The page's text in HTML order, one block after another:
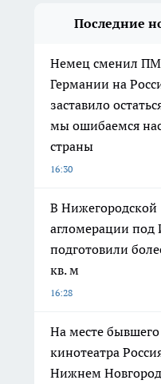
Последние
Немец сменил
Германии на
заставило
мы ошибаемся
страны
16:30
В Нижегородской
агломерации
подготовили
кв. м
16:28
На месте бывшего
кинотеатра
Нижнем